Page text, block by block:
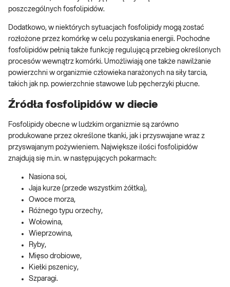
poszczególnych fosfolipidów.
Dodatkowo, w niektórych sytuacjach fosfolipidy mogą zostać
rozłożone przez komórkę w celu pozyskania energii. Pochodne
fosfolipidów pełnią także funkcję regulującą przebieg określonych
procesów wewnątrz komórki. Umożliwiają one także nawilżanie
powierzchni w organizmie człowieka narażonych na siły tarcia,
takich jak np. powierzchnie stawowe lub pęcherzyki płucne.
Źródła fosfolipidów w diecie
Fosfolipidy obecne w ludzkim organizmie są zarówno
produkowane przez określone tkanki, jak i przyswajane wraz z
przyswajanym pożywieniem. Największe ilości fosfolipidów
znajdują się m.in. w następujących pokarmach:
Nasiona soi,
Jaja kurze (przede wszystkim żółtka),
Owoce morza,
Różnego typu orzechy,
Wołowina,
Wieprzowina,
Ryby,
Mięso drobiowe,
Kiełki pszenicy,
Szparagi.